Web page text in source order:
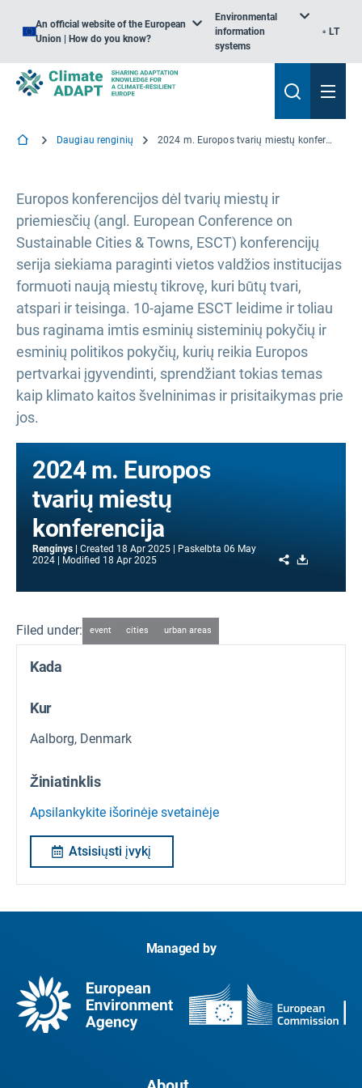
An official website of the European
Union | How do you know?
Environmental
information
systems
LT
Daugiau renginių 2024 m. Europos tvarių miestų konferencija
Europos konferencijos dėl tvarių miestų ir
priemiesčių (angl. European Conference on
Sustainable Cities & Towns, ESCT) konferencijų
serija siekiama paraginti vietos valdžios institucijas
formuoti naują miestų tikrovę, kuri būtų tvari,
atspari ir teisinga. 10-ajame ESCT leidime ir toliau
bus raginama imtis esminių sisteminių pokyčių ir
esminių politikos pokyčių, kurių reikia Europos
pertvarkai įgyvendinti, sprendžiant tokias temas
kaip klimato kaitos švelninimas ir prisitaikymas prie
jos.
2024 m. Europos
tvarių miestų
konferencija
Renginys Created 18 Apr 2025 Paskelbta 06 May
2024
Modified 18 Apr 2025 Share
Filed under: event cities urban areas
Kada
Kur
Aalborg, Denmark
Žiniatinklis
Apsilankykite išorinėje svetainėje
Atsisiųsti įvykį
Managed by